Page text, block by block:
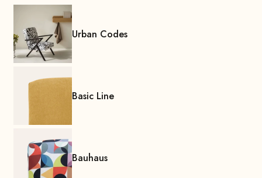
Urban Codes
Basic Line
Bauhaus